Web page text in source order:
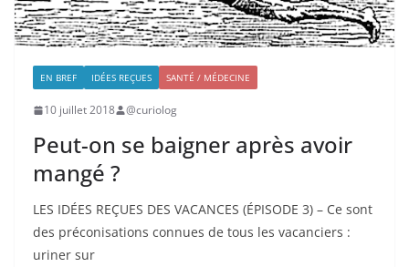
EN BREF IDÉES REÇUES SANTÉ / MÉDECINE
10 juillet 2018 @curiolog
Peut-on se baigner après avoir
mangé ?
LES IDÉES REÇUES DES VACANCES (ÉPISODE 3) – Ce sont
des préconisations connues de tous les vacanciers :
uriner sur